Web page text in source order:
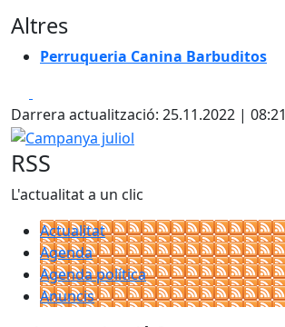
Altres
Perruqueria Canina Barbuditos
Darrera actualització: 25.11.2022 | 08:21
Campanya juliol
RSS
L'actualitat a un clic
Actualitat
Agenda
Agenda política
Anuncis